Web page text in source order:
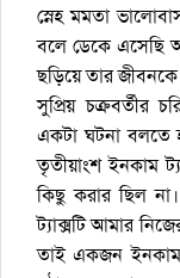
স্নেহ মমতা
বলে ডেকে এসেছি
ছড়িয়ে তার জীবনকে
সুপ্রিয় চক্রবর্তীর
একটা ঘটনা বলতে
তৃতীয়াংশ ইনকাম
কিছু করার ছিল
ট্যাক্সটি আমার
তাই একজন ইনকাম